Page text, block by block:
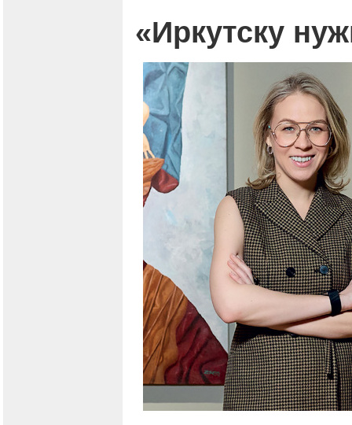
«Иркутску